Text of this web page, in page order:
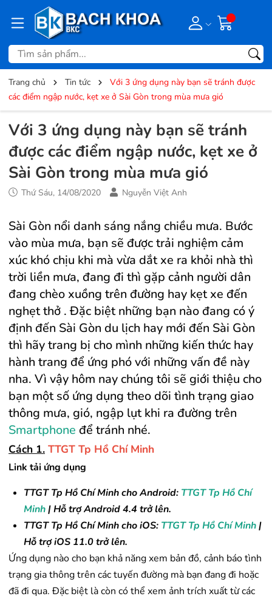
Trang chủ Tin tức
Với 3 ứng dụng này bạn sẽ tránh được
các điểm ngập nước, kẹt xe ở Sài Gòn trong mùa mưa gió
Với 3 ứng dụng này bạn sẽ tránh
được các điểm ngập nước, kẹt xe ở
Sài Gòn trong mùa mưa gió
Thứ Sáu, 14/08/2020 Nguyễn Việt Anh
Sài Gòn nổi danh sáng nắng chiều mưa. Bước
vào mùa mưa, bạn sẽ được trải nghiệm cảm
xúc khó chịu khi mà vừa dắt xe ra khỏi nhà thì
trời liền mưa, đang đi thì gặp cảnh người dân
đang chèo xuồng trên đường hay kẹt xe đến
nghẹt thở . Đặc biệt những bạn nào đang có ý
định đến Sài Gòn du lịch hay mới đến Sài Gòn
thì hãy trang bị cho mình những kiến thức hay
hành trang để ứng phó với những vấn đề này
nha. Vì vậy hôm nay chúng tôi sẽ giới thiệu cho
bạn một số ứng dụng theo dõi tình trạng giao
thông mưa, gió, ngập lụt khi ra đường trên
Smartphone để tránh nhé.
Cách 1. TTGT Tp Hồ Chí Minh
Link tải ứng dụng
TTGT Tp Hồ Chí Minh cho Android: TTGT Tp Hồ Chí
Minh| Hỗ trợ Android 4.4 trở lên.
TTGT Tp Hồ Chí Minh cho iOS: TTGT Tp Hồ Chí Minh|
Hỗ trợ iOS 11.0 trở lên.
Ứng dụng nào cho bạn khả năng xem bản đồ, cảnh báo tình
trạng gia thông trên các tuyến đường mà bạn đang đi hoặc
đã đi qua. Đặc biệt là còn có thể xem ảnh trích xuất từ các